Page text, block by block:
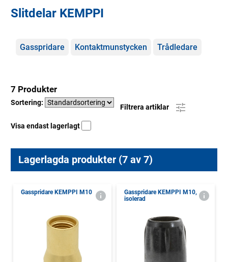
Slitdelar KEMPPI
Kategorier
Gasspridare Kontaktmunstycken Trådledare
7 Produkter
Sortering:
Filtrera artiklar
Visa endast lagerlagt
Lagerlagda produkter (7 av 7)
Gasspridare KEMPPI M10
Gasspridare KEMPPI M10,
isolerad